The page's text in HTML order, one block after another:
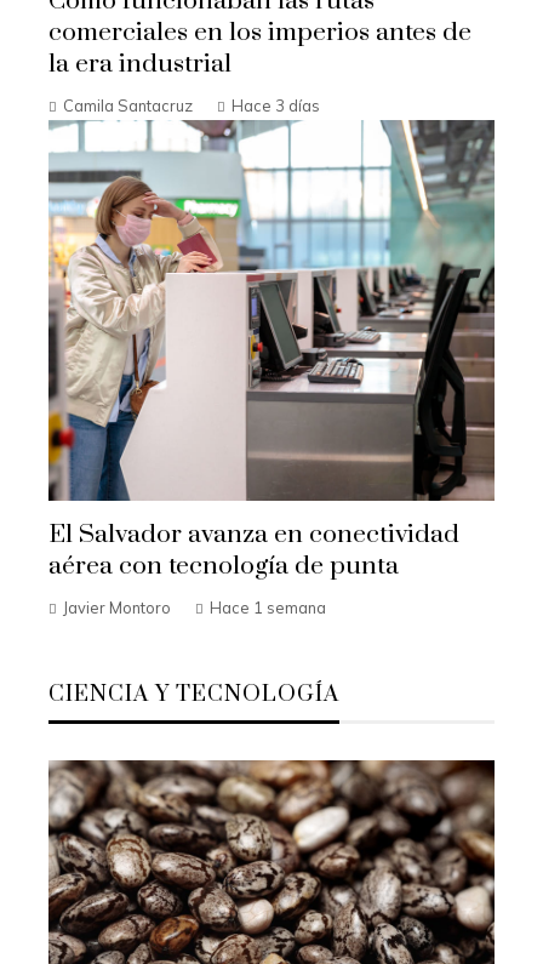
comerciales en los imperios antes de
la era industrial
Camila Santacruz Hace 3 días
El Salvador avanza en conectividad
aérea con tecnología de punta
Javier Montoro Hace 1 semana
CIENCIA Y TECNOLOGÍA